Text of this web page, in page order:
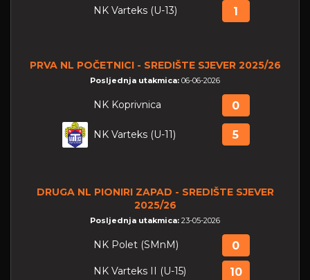
NK Varteks (U-13) 1
PRVA NL POČETNICI - SREDIŠTE SJEVER 2025/26
Posljednja utakmica: 06-06-2026
NK Koprivnica 0
NK Varteks (U-11) 5
DRUGA NL PIONIRI ZAPAD - SREDIŠTE SJEVER
2025/26
Posljednja utakmica: 23-05-2026
NK Polet (SMnM) 0
NK Varteks II (U-15) 10